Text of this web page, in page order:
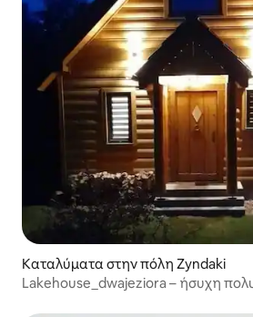
Καταλύματα στην πόλη Zyndaki
Lakehouse_dwajeziora – ήσυχη